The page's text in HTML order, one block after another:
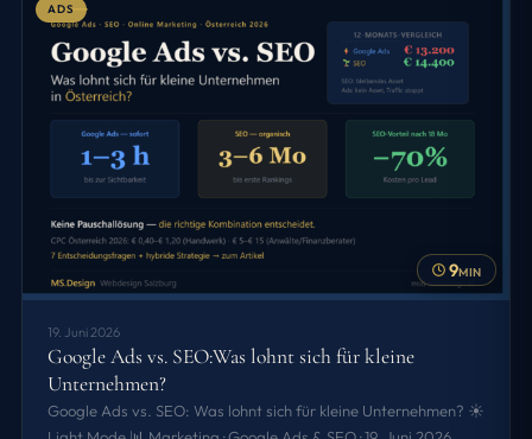
ADS
9MIN
19. Juni 2026
Google Ads vs. SEO:Was lohnt sich für kleine
Unternehmen?
Google Ads vs. SEO: Was lohnt sich für kleine Unternehmen? ☀️